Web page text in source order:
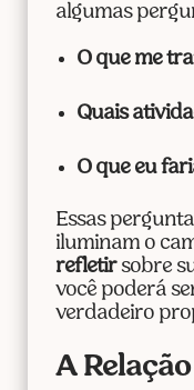
algumas
O que me
Quais
O que eu
Essas
iluminam o
refletirsobre
você poderá
verdadeiro
A